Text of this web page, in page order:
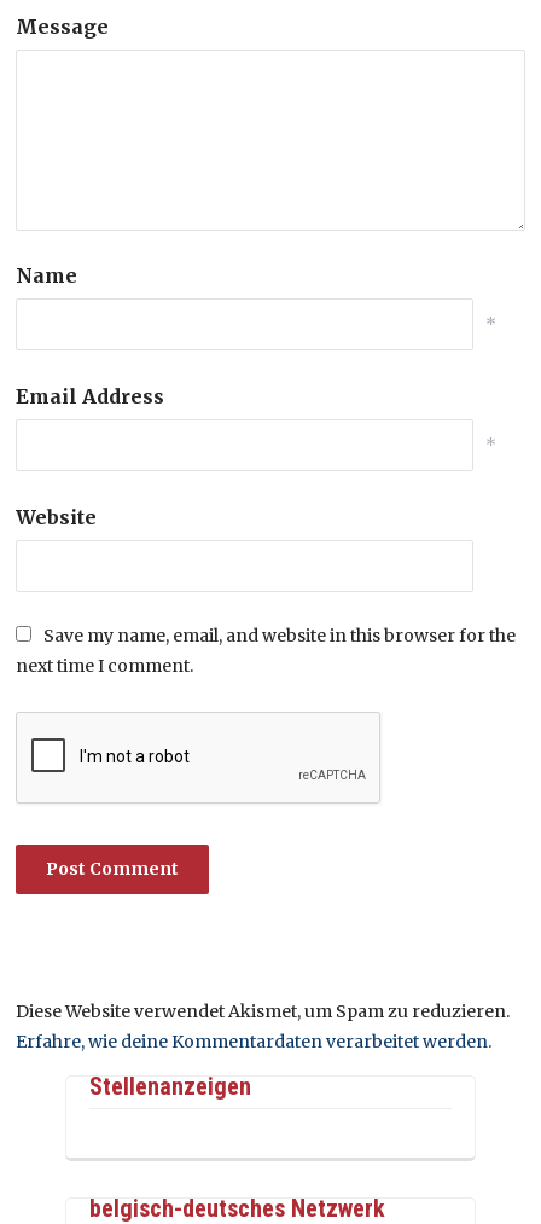
Message
Name
*
Email Address
*
Website
Save my name, email, and website in this browser for the
next time I comment.
Diese Website verwendet Akismet, um Spam zu reduzieren.
Erfahre, wie deine Kommentardaten verarbeitet werden.
Stellenanzeigen
belgisch-deutsches Netzwerk